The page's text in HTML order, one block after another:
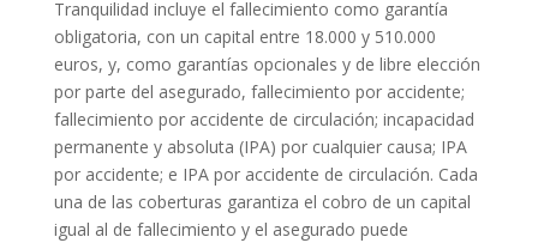
Tranquilidad incluye el fallecimiento como garantía
obligatoria, con un capital entre 18.000 y 510.000
euros, y, como garantías opcionales y de libre elección
por parte del asegurado, fallecimiento por accidente;
fallecimiento por accidente de circulación; incapacidad
permanente y absoluta (IPA) por cualquier causa; IPA
por accidente; e IPA por accidente de circulación. Cada
una de las coberturas garantiza el cobro de un capital
igual al de fallecimiento y el asegurado puede